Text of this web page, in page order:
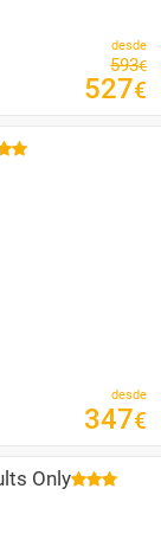
desde
593€
527€
desde
347€
Only